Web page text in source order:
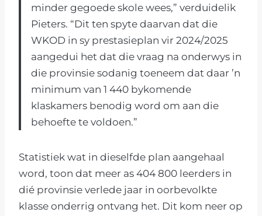
minder gegoede skole wees,” verduidelik
Pieters. “Dit ten spyte daarvan dat die
WKOD in sy prestasieplan vir 2024/2025
aangedui het dat die vraag na onderwys in
die provinsie sodanig toeneem dat daar ’n
minimum van 1 440 bykomende
klaskamers benodig word om aan die
behoefte te voldoen.”
Statistiek wat in dieselfde plan aangehaal
word, toon dat meer as 404 800 leerders in
dié provinsie verlede jaar in oorbevolkte
klasse onderrig ontvang het. Dit kom neer op